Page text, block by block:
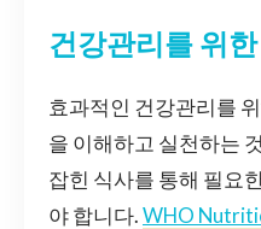
건강관리를 위
효과적인 건강관리를
을 이해하고 실천하는
잡힌 식사를 통해 필요
야 합니다.WHO